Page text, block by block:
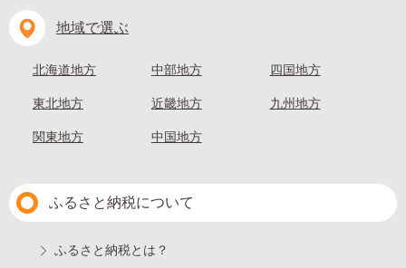
地域で選ぶ
北海道地方
東北地方
関東地方
中部地方
近畿地方
中国地方
四国地方
九州地方
ふるさと納税について
ふるさと納税とは？